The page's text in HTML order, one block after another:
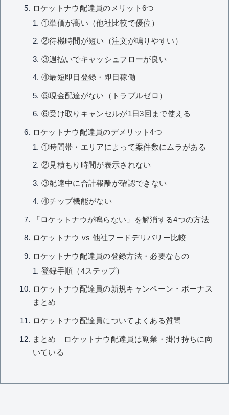
ロケットナウ配達員のメリット6つ
①単価が高い（他社比較で優位）
②待機時間が短い（注文が鳴りやすい）
③週払いでキャッシュフローが良い
④最短即日登録・即日稼働
⑤現金配達がない（トラブルゼロ）
⑥受け取りキャンセルが1日3回まで使える
ロケットナウ配達員のデメリット4つ
①時間帯・エリアによって案件数にムラがある
②見積もり時間が表示されない
③配達中に合計報酬が確認できない
④チップ機能がない
「ロケットナウが鳴らない」を解消する4つの方法
ロケットナウ vs 他社フードデリバリー比較
ロケットナウ配達員の登録方法・必要なもの
登録手順（4ステップ）
ロケットナウ配達員の新規キャンペーン・ボーナス
まとめ
ロケットナウ配達員についてよくある質問
まとめ｜ロケットナウ配達員は副業・掛け持ちに向
いている